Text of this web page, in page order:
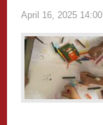
April 16, 2025 14:00